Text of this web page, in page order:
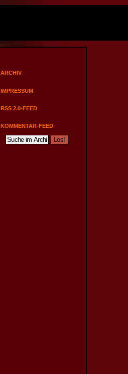
ARCHIV
IMPRESSUM
RSS 2.0-FEED
KOMMENTAR-FEED